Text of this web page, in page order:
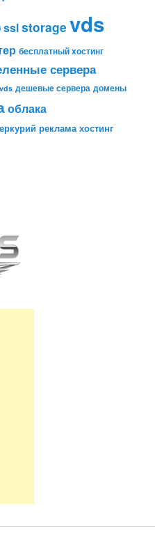
sslstorage vds
бесплатный хостинг
сервера
дешевые сервера домены
облака
реклама хостинг